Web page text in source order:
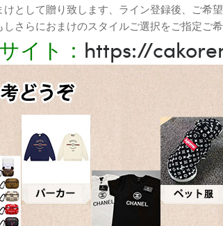
として贈り致します、ライン登録後、ご
さらにおまけのスタイルご選択をご指定ご
イト： https://